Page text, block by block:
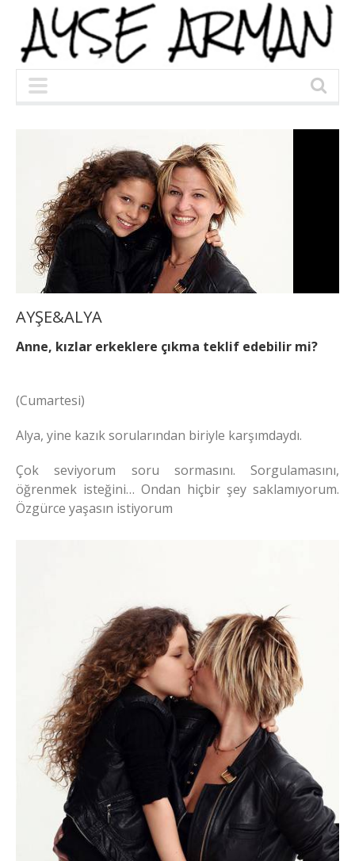
AYŞE&ALYA
Anne, kızlar erkeklere çıkma teklif edebilir mi?
(Cumartesi)
Alya, yine kazık sorularından biriyle karşımdaydı.
Çok seviyorum soru sormasını. Sorgulamasını,
öğrenmek isteğini… Ondan hiçbir şey saklamıyorum.
Özgürce yaşasın istiyorum